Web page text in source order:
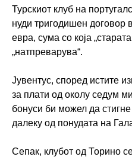
Турскиот клуб на
нуди тригодишен договор
евра, сума со која
„натпреварува“.
Јувентус, според истите
за плати од околу седум
бонуси би можел да
далеку од понудата на
Сепак, клубот од Торино